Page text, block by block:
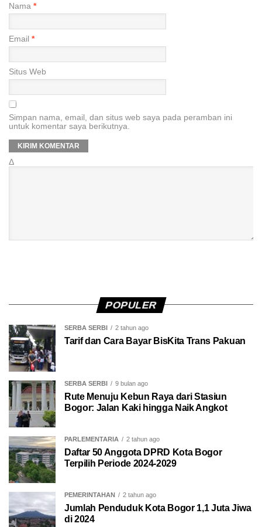
Nama *
Email *
Situs Web
Simpan nama, email, dan situs web saya pada peramban ini
untuk komentar saya berikutnya.
Δ
POPULER
SERBA SERBI 2 tahun ago
Tarif dan Cara Bayar BisKita Trans Pakuan
SERBA SERBI 9 bulan ago
Rute Menuju Kebun Raya dari Stasiun
Bogor: Jalan Kaki hingga Naik Angkot
PARLEMENTARIA 2 tahun ago
Daftar 50 Anggota DPRD Kota Bogor
Terpilih Periode 2024-2029
PEMERINTAHAN 2 tahun ago
Jumlah Penduduk Kota Bogor 1,1 Juta Jiwa
di 2024